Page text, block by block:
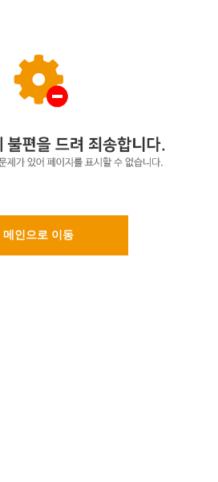
메인으로 이동